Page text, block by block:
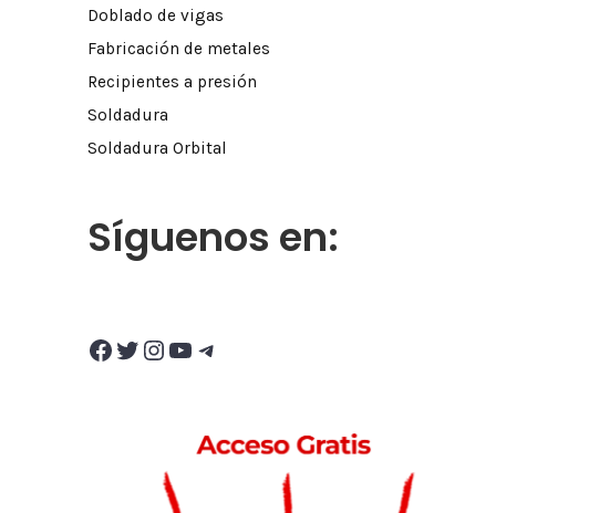
Doblado de vigas
Fabricación de metales
Recipientes a presión
Soldadura
Soldadura Orbital
Síguenos en:
Facebook Twitter InstagramYouTube Telegram